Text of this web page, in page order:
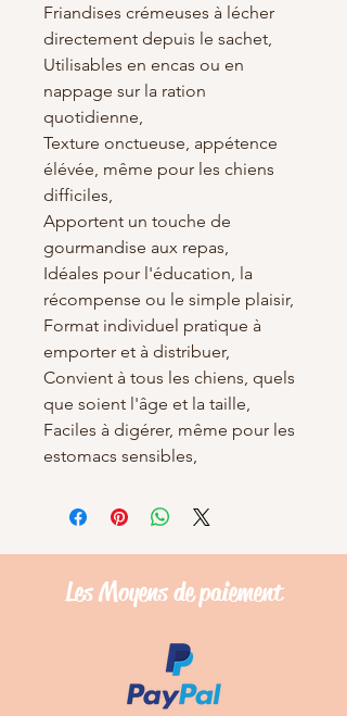
Friandises crémeuses à lécher
directement depuis le sachet,
Utilisables en encas ou en
nappage sur la ration
quotidienne,
Texture onctueuse, appétence
élévée, même pour les chiens
difficiles,
Apportent un touche de
gourmandise aux repas,
Idéales pour l'éducation, la
récompense ou le simple plaisir,
Format individuel pratique à
emporter et à distribuer,
Convient à tous les chiens, quels
que soient l'âge et la taille,
Faciles à digérer, même pour les
estomacs sensibles,
Les Moyens depaiement